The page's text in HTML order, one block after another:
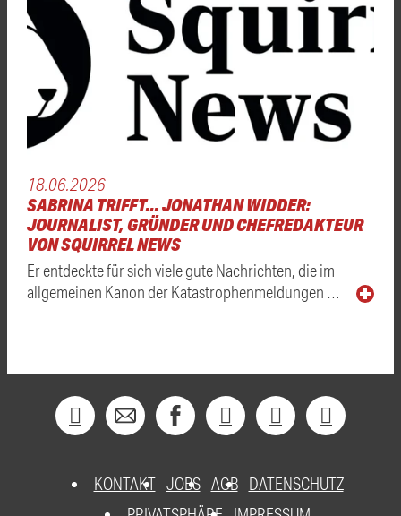
18.06.2026
SABRINA TRIFFT... JONATHAN WIDDER:
JOURNALIST, GRÜNDER UND CHEFREDAKTEUR
VON SQUIRREL NEWS
Er entdeckte für sich viele gute Nachrichten, die im
allgemeinen Kanon der Katastrophenmeldungen …
KONTAKT JOBS AGB DATENSCHUTZ